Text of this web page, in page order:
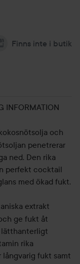
Finns inte i butik
INFORMATION
och
penetrerar
ned. Den rika
perfekt cocktail
med ökad fukt.
extrakt
ge fukt åt
lätthanterligt
rika
fukt samt